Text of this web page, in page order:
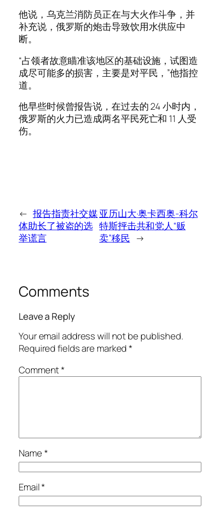
他说，乌克兰消防员正在与大火作斗争，并
补充说，俄罗斯的炮击导致饮用水供应中
断。
“占领者故意瞄准该地区的基础设施，试图造
成尽可能多的损害，主要是对平民，”他指控
道。
他早些时候曾报告说，在过去的 24 小时内，
俄罗斯的火力已造成两名平民死亡和 11 人受
伤。
← 报告指责社交媒
体助长了被盗的选
举谎言
亚历山大·奥卡西奥-科尔
特斯抨击共和党人“贩
卖”移民 →
Comments
Leave a Reply
Your email address will not be published.
Required fields are marked*
Comment*
Name*
Email*